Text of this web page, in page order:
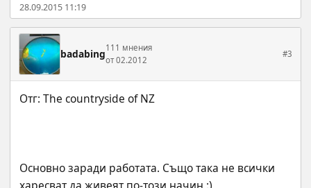
28.09.2015 11:19
badabing111 мнения
от 02.2012
#3
Oсновно заради работата. Също така не всички